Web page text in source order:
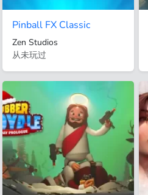
Pinball FX Classic
Zen Studios
从未玩过